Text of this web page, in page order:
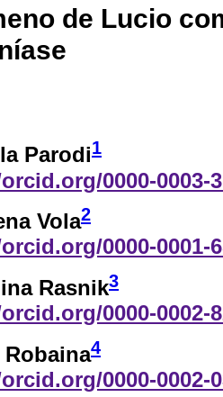
de Lucio
Parodi1
0000-0003-
Vola2
0000-0001-
Rasnik3
0000-0002-
4
0000-0002-